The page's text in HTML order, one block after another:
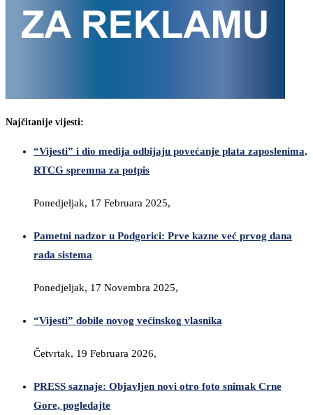
Najčitanije vijesti:
“Vijesti” i dio medija odbijaju povećanje plata zaposlenima,
RTCG spremna za potpis
Ponedjeljak, 17 Februara 2025,
Pametni nadzor u Podgorici: Prve kazne već prvog dana
rada sistema
Ponedjeljak, 17 Novembra 2025,
“Vijesti” dobile novog većinskog vlasnika
Četvrtak, 19 Februara 2026,
PRESS saznaje: Objavljen novi otro foto snimak Crne
Gore, pogledajte